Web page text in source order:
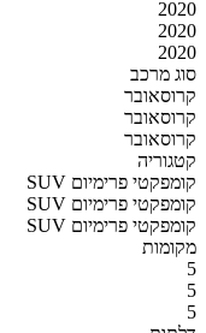
2020
2020
2020
סוג מרכב
קרוסאובר
קרוסאובר
קרוסאובר
קטגוריה
SUV קומפקטי פרימיום
SUV קומפקטי פרימיום
SUV קומפקטי פרימיום
מקומות
5
5
5